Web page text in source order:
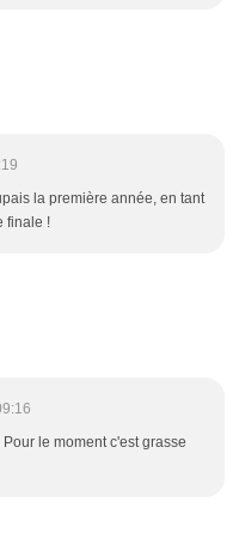
la première année, en tant
finale !
le moment c'est grasse